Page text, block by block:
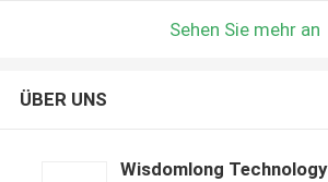
Sehen Sie mehr an
ÜBER UNS
Wisdomlong Technology